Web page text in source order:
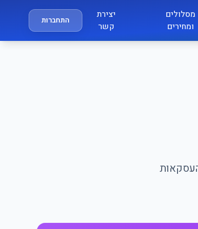
מסלולים
ומחירים
יצירת
קשר
התחברות